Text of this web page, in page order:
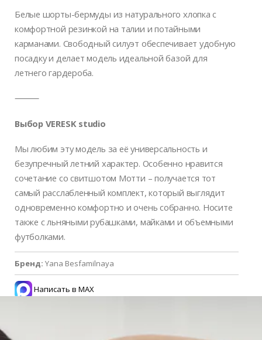
Белые шорты-бермуды из натурального хлопка с
комфортной резинкой на талии и потайными
карманами. Свободный силуэт обеспечивает удобную
посадку и делает модель идеальной базой для
летнего гардероба.
⸻
Выбор VERESK studio
Мы любим эту модель за её универсальность и
безупречный летний характер. Особенно нравится
сочетание со свитшотом Мотти – получается тот
самый расслабленный комплект, который выглядит
одновременно комфортно и очень собранно. Носите
также с льняными рубашками, майками и объемными
футболками.
Бренд: Yana Besfamilnaya
Написать в MAX